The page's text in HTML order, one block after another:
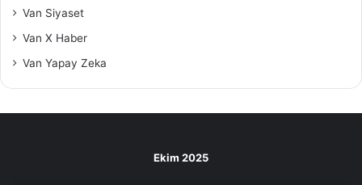
Van Siyaset
Van X Haber
Van Yapay Zeka
Ekim 2025